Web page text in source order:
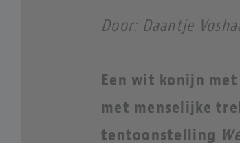
Door: Daantje
Een wit konijn
met menselijke
tentoonstelling